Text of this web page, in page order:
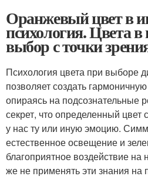
Оранжевый цвет в
психология. Цвета в
выбор с точки
Психология цвета при выборе
позволяет создать
опираясь на подсознательные
секрет, что определенный
у нас ту или иную эмоцию.
естественное освещение и
благоприятное воздействие на
же не применять эти знания на